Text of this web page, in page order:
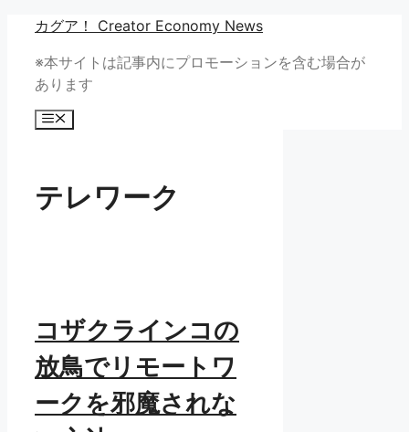
カグア！ Creator Economy News
※本サイトは記事内にプロモーションを含む場合が
あります
メ
テレワーク
コザクラインコの
放鳥でリモートワ
ークを邪魔されな